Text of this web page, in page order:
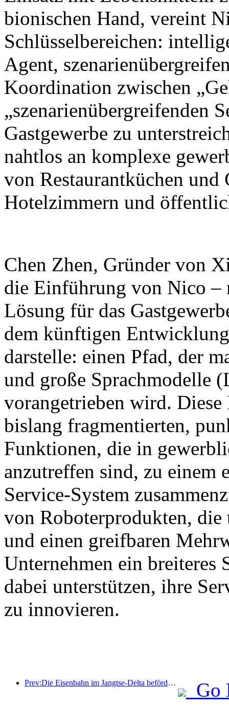
bionischen Hand, vereint
Schlüsselbereichen:
Agent,
Koordination zwischen
„szenarienübergreifenden
Gastgewerbe zu
nahtlos an komplexe
von Restaurantküchen und
Hotelzimmern und
Chen Zhen, Gründer von
die Einführung von Nico –
Lösung für das
dem künftigen
darstelle: einen Pfad, der
und große Sprachmodelle
vorangetrieben wird.
bislang fragmentierten,
Funktionen, die in
anzutreffen sind, zu einem
Service-System
von Roboterprodukten,
und einen greifbaren
Unternehmen ein breiteres
dabei unterstützen, ihre
zu innovieren.
Prev:Die Eisenbahn im Jangtse-Delta beförderte während der Maifeiertage über 21,38 Millionen Fahrgäste.
Go